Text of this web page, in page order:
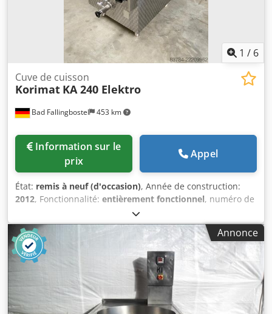
1 / 6
Bad Fallingbostel 453 km
Cuve de cuisson
Korimat KA 240 Elektro
prix
Appel
État: remis à neuf (d'occasion), Année de construction:
2012, Fonctionnalité: entièrement fonctionnel, numéro de
, À vendre : autoclave électrique
KORIMAT KA 240, entièrement remis à neuf, année de
fabrication 2012, avec commande MP6. Nous proposons à
la vente un autoclave électrique KORIMAT KA 240
entièrement remis à neuf et en très bon état. Le KORIMAT
KA 240 est un autoclave de haute qualité pour les
processus professionnels de cuisson, de stérilisation et de
conservation. Cette machine est idéale pour les
Annonce